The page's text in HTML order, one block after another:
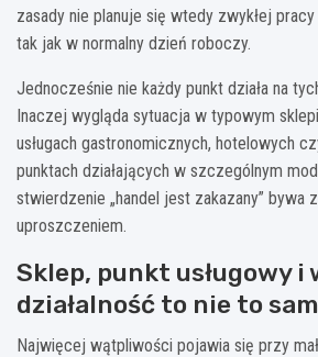
zasady nie planuje się wtedy zwykłej
tak jak w normalny dzień roboczy.
Jednocześnie nie każdy punkt działa na
Inaczej wygląda sytuacja w typowym
usługach gastronomicznych, hotelowych
punktach działających w szczególnym
stwierdzenie „handel jest zakazany” bywa
uproszczeniem.
Sklep, punkt usługowy i
działalność to nie to
Najwięcej wątpliwości pojawia się przy